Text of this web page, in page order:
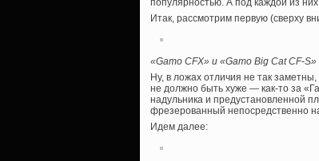
популярностью. А под каждой из
Итак, рассмотрим первую (сверху
«Gamo CFX» и «Gamo Big Cat CF-S»
Ну, в ложах отличия не так
не должно быть хуже — как-то за
надульника и предустановленной
фрезерованный непосредственно
Идем далее: